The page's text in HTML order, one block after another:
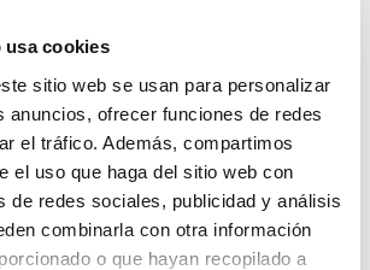
usa cookies
sitio web se usan para personalizar
anuncios, ofrecer funciones de redes
el tráfico. Además, compartimos
el uso que haga del sitio web con
de redes sociales, publicidad y análisis
combinarla con otra información
o que hayan recopilado a
con cáscara) y córtalos en
tiras. Colócalos en un colador, y
con sal y deja reposar
minutos para que suelten el
Este paso es importante para que
no se mezcle con la salsa de la